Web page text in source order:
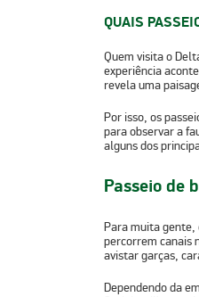
QUAIS
Quem visita o
experiência
revela uma
Por isso, os
para observar a
alguns dos
Passeio de
Para muita gente,
percorrem canais
avistar garças,
Dependendo da